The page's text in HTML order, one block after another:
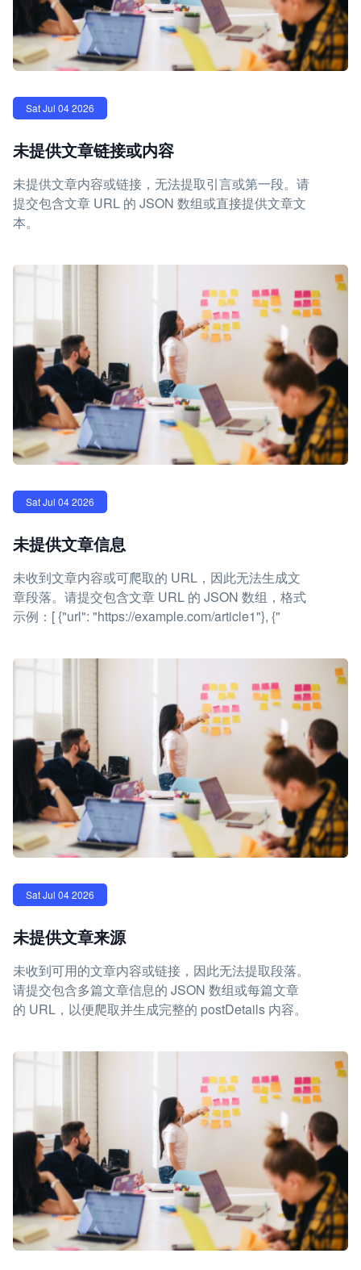
Sat Jul 04 2026
未提供文章链接或内容
未提供文章内容或链接，无法提取引言或第一段。请
提交包含文章 URL 的 JSON 数组或直接提供文章文
本。
Sat Jul 04 2026
未提供文章信息
未收到文章内容或可爬取的 URL，因此无法生成文
章段落。请提交包含文章 URL 的 JSON 数组，格式
示例：[ {"url": "https://example.com/article1"}, {"
Sat Jul 04 2026
未提供文章来源
未收到可用的文章内容或链接，因此无法提取段落。
请提交包含多篇文章信息的 JSON 数组或每篇文章
的 URL，以便爬取并生成完整的 postDetails 内容。